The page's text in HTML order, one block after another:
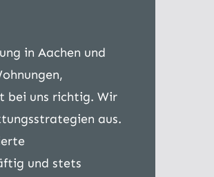
in Aachen und
bei uns richtig. Wir
aus.
und stets